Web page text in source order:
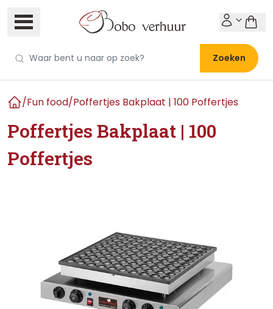
Zoeken
/Fun food/Poffertjes Bakplaat | 100 Poffertjes
Poffertjes Bakplaat | 100
Poffertjes